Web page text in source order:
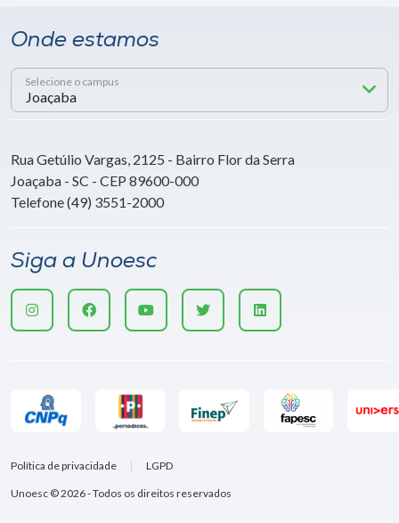
Onde estamos
Selecione o campus
Rua Getúlio Vargas, 2125 - Bairro Flor da Serra
Joaçaba - SC - CEP 89600-000
Telefone (49) 3551-2000
Siga a Unoesc
Unoesc © 2026 - Todos os direitos reservados
Política de privacidade LGPD